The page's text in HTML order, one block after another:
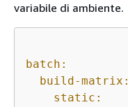
variabile di ambiente.
batch:
build-matrix:
static: